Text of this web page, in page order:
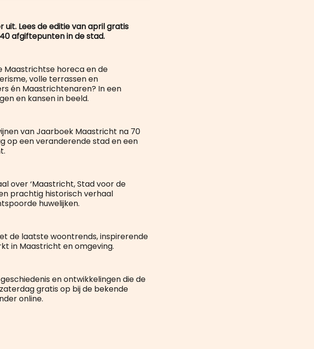
uit. Lees de editie van april gratis
afgiftepunten in de stad.
Maastrichtse horeca en de
volle terrassen en
én Maastrichtenaren? In een
en kansen in beeld.
van Jaarboek Maastricht na 70
op een veranderende stad en een
over ‘Maastricht, Stad voor de
prachtig historisch verhaal
huwelijken.
de laatste woontrends, inspirerende
in Maastricht en omgeving.
en ontwikkelingen die de
gratis op bij de bekende
online.